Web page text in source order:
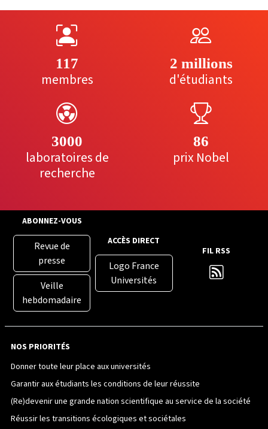
117
membres
2 millions
d'étudiants
3000
laboratoires de
recherche
86
prix Nobel
ABONNEZ-VOUS
Revue de
presse
Veille
hebdomadaire
ACCÈS DIRECT
Logo France
Universités
FIL RSS
NOS PRIORITÉS
Donner toute leur place aux universités
Garantir aux étudiants les conditions de leur réussite
(Re)devenir une grande nation scientifique au service de la société
Réussir les transitions écologiques et sociétales